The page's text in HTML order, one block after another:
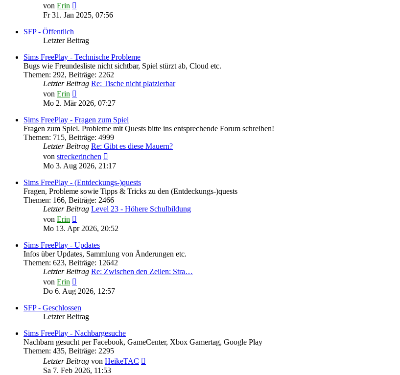
von Erin
Beitrag
Fr 31. Jan 2025, 07:56
SFP - Öffentlich
Letzter Beitrag
Sims FreePlay - Technische Probleme
Bugs wie Freundesliste nicht sichtbar, Spiel stürzt ab, Cloud etc.
Themen: 292, Beiträge: 2262
Letzter Beitrag Re: Tische nicht platzierbar
von Erin
Beitrag
Mo 2. Mär 2026, 07:27
Sims FreePlay - Fragen zum Spiel
Fragen zum Spiel. Probleme mit Quests bitte ins entsprechende Forum schreiben!
Themen: 715, Beiträge: 4999
Letzter Beitrag Re: Gibt es diese Mauern?
von streckerinchen
Beitrag
Mo 3. Aug 2026, 21:17
Sims FreePlay - (Entdeckungs-)quests
Fragen, Probleme sowie Tipps & Tricks zu den (Entdeckungs-)quests
Themen: 166, Beiträge: 2466
Letzter Beitrag Level 23 - Höhere Schulbildung
von Erin
Beitrag
Mo 13. Apr 2026, 20:52
Sims FreePlay - Updates
Infos über Updates, Sammlung von Änderungen etc.
Themen: 623, Beiträge: 12642
Letzter Beitrag Re: Zwischen den Zeilen: Stra…
von Erin
Beitrag
Do 6. Aug 2026, 12:57
SFP - Geschlossen
Letzter Beitrag
Sims FreePlay - Nachbargesuche
Nachbarn gesucht per Facebook, GameCenter, Xbox Gamertag, Google Play
Themen: 435, Beiträge: 2295
Letzter Beitrag von HeikeTAC
Sa 7. Feb 2026, 11:53